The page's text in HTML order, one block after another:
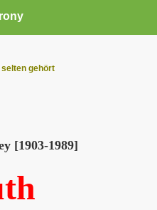
gehört
[1903-1989]